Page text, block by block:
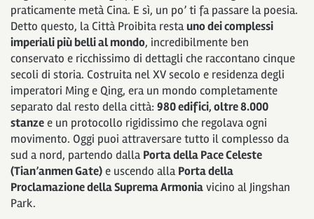
praticamente metà Cina. E sì, un po’ ti fa passare la poesia.
Detto questo, la Città Proibita restauno dei complessi
imperiali più belli al mondo, incredibilmente ben
conservato e ricchissimo di dettagli che raccontano cinque
secoli di storia. Costruita nel XV secolo e residenza degli
imperatori Ming e Qing, era un mondo completamente
separato dal resto della città: 980 edifici, oltre 8.000
stanzee un protocollo rigidissimo che regolava ogni
movimento. Oggi puoi attraversare tutto il complesso da
sud a nord, partendo dallaPorta della Pace Celeste
(Tian’anmen Gate)e uscendo allaPorta della
Proclamazione della Suprema Armoniavicino al Jingshan
Park.